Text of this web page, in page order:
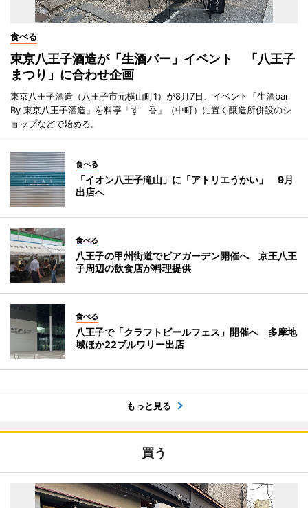
食べる
東京八王子酒造が「生酒バー」イベント 「八王子
まつり」に合わせ企画
東京八王子酒造（八王子市元横山町1）が8月7日、イベント「生酒bar
By 東京八王子酒造」を料亭「すゞ香」（中町）に置く醸造所併設のシ
ョップなどで始める。
食べる
「イオン八王子滝山」に「アトリエうかい」 9月
出店へ
食べる
八王子の甲州街道でビアガーデン開催へ 京王八王
子周辺の飲食店が料理提供
食べる
八王子で「クラフトビールフェス」開催へ 多摩地
域ほか22ブルワリー出店
もっと見る
買う